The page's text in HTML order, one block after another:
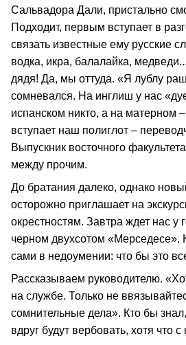
Сальвадора Дали, пристально
Подходит, первым вступает в
связать известные ему русские
водка, икра, балалайка,
дядя! Да, мы оттуда. «Я лублу
сомневался. На инглиш у нас
испанском никто, а на матерном
вступает наш полиглот –
Выпускник восточного
между прочим.
До братания далеко, однако
осторожно приглашает на
окрестностям. Завтра ждет нас у
черном двухсотом «Мерседесе».
сами в недоумении: что бы это
Рассказываем руководителю.
на службе. Только не
сомнительные дела». Кто бы
вдруг будут вербовать, хотя что с